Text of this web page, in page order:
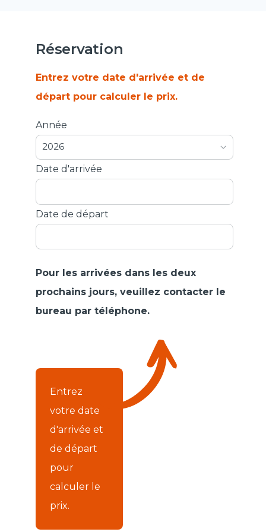
Réservation
Entrez votre date d'arrivée et de
départ pour calculer le prix.
Année
2026
Date d'arrivée
Date de départ
Pour les arrivées dans les deux
prochains jours, veuillez contacter le
bureau par téléphone.
Entrez
votre date
d'arrivée et
de départ
pour
calculer le
prix.